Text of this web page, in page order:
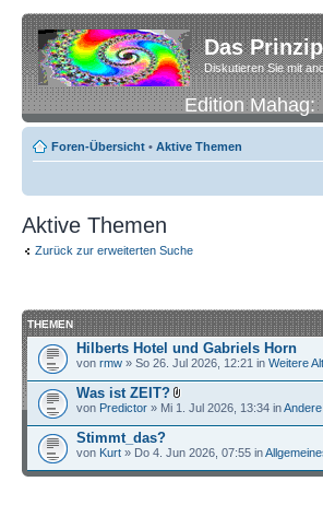
Das
Diskutieren Sie mit
Edition
Foren-Übersicht • Aktive Themen
Aktive Themen
Zurück zur erweiterten Suche
THEMEN
Hilberts Hotel und Gabriels Horn
von rmw » So 26. Jul 2026, 12:21 in Weitere
Was ist ZEIT?
von Predictor » Mi 1. Jul 2026, 13:34 in
Stimmt_das?
von Kurt » Do 4. Jun 2026, 07:55 in